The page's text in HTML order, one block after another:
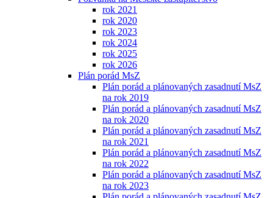
rok 2021
rok 2020
rok 2023
rok 2024
rok 2025
rok 2026
Plán porád MsZ
Plán porád a plánovaných zasadnutí MsZ
na rok 2019
Plán porád a plánovaných zasadnutí MsZ
na rok 2020
Plán porád a plánovaných zasadnutí MsZ
na rok 2021
Plán porád a plánovaných zasadnutí MsZ
na rok 2022
Plán porád a plánovaných zasadnutí MsZ
na rok 2023